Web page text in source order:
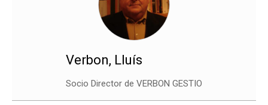
Verbon, Lluís
Socio Director de VERBON GESTIO